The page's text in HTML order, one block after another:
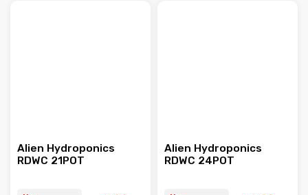
Alien Hydroponics
RDWC 21POT
Alien Hydroponics
RDWC 24POT